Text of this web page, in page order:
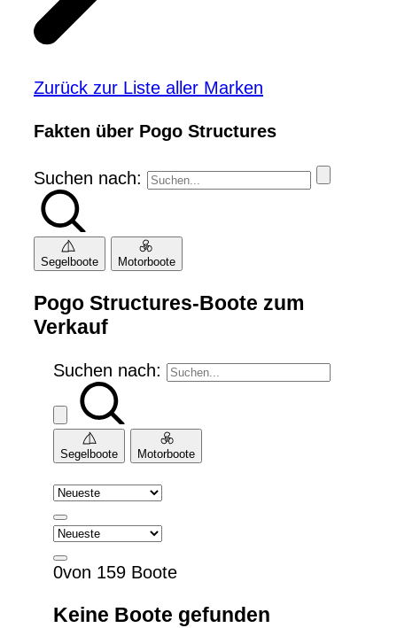
Zurück zur Liste aller Marken
Fakten über Pogo Structures
Suchen nach:
Segelboote Motorboote
Pogo Structures-Boote zum
Verkauf
Suchen nach:
Segelboote Motorboote
0von 159 Boote
Keine Boote gefunden